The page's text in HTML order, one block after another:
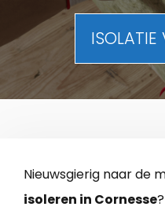
ISOLATIE
Nieuwsgierig naar de
isoleren in Cornesse